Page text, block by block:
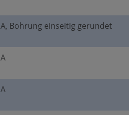
A, Bohrung einseitig gerundet
A
A